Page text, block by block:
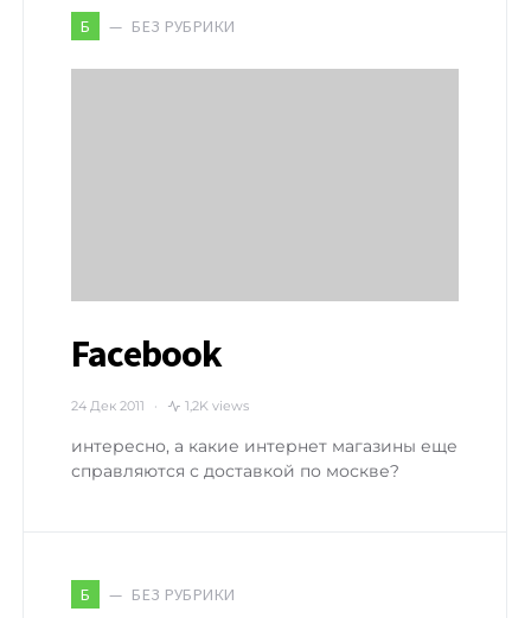
Б БЕЗ РУБРИКИ
Facebook
24 Дек 2011 1,2K views
интересно, а какие интернет магазины еще
справляются с доставкой по москве?
Б БЕЗ РУБРИКИ